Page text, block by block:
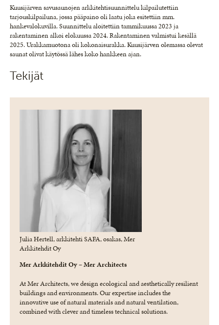
Kuusijärven savusaunojen arkkitehtisuunnittelu kilpailutettiin
tarjouskilpailuna, jossa pääpaino oli laatu joka esitettiin mm.
hankevalokuvilla. Suunnittelu aloitettiin tammikuussa 2023 ja
rakentaminen alkoi elokuussa 2024. Rakentaminen valmistui kesällä
2025. Urakkamuotona oli kokonaisurakka. Kuusijärven olemassa olevat
saunat olivat käytössä lähes koko hankkeen ajan.
Tekijät
Julia Hertell, arkkitehti SAFA, osakas, Mer
Arkkitehdit Oy
Mer Arkkitehdit Oy – Mer Architects
At Mer Architects, we design ecological and aesthetically resilient
buildings and environments. Our expertise includes the
innovative use of natural materials and natural ventilation,
combined with clever and timeless technical solutions.